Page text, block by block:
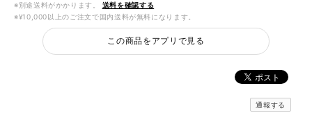
※別途送料がかかります。
送料を確認する
※¥10,000以上のご注文で国内送料が無料になります。
この商品をアプリで見る
通報する